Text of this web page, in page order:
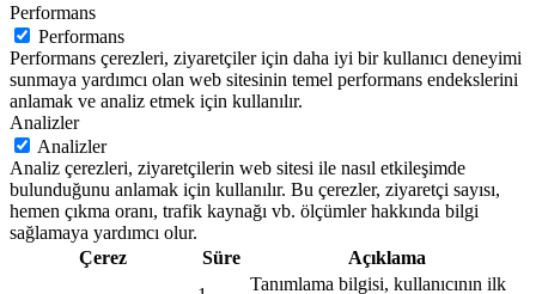
Performans
Performans
Performans çerezleri, ziyaretçiler için daha iyi bir kullanıcı deneyimi
sunmaya yardımcı olan web sitesinin temel performans endekslerini
anlamak ve analiz etmek için kullanılır.
Analizler
Analizler
Analiz çerezleri, ziyaretçilerin web sitesi ile nasıl etkileşimde
bulunduğunu anlamak için kullanılır. Bu çerezler, ziyaretçi sayısı,
hemen çıkma oranı, trafik kaynağı vb. ölçümler hakkında bilgi
sağlamaya yardımcı olur.
Çerez
Süre
Açıklama
Tanımlama bilgisi, kullanıcının ilk